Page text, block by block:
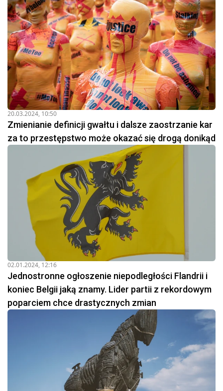
20.03.2024, 10:50
Zmienianie definicji gwałtu i dalsze zaostrzanie kar
za to przestępstwo może okazać się drogą donikąd
02.01.2024, 12:16
Jednostronne ogłoszenie niepodległości Flandrii i
koniec Belgii jaką znamy. Lider partii z rekordowym
poparciem chce drastycznych zmian